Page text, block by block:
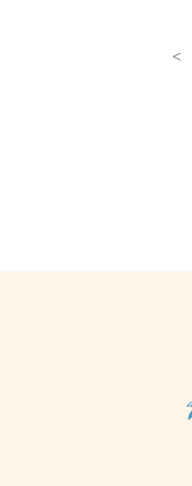
＜